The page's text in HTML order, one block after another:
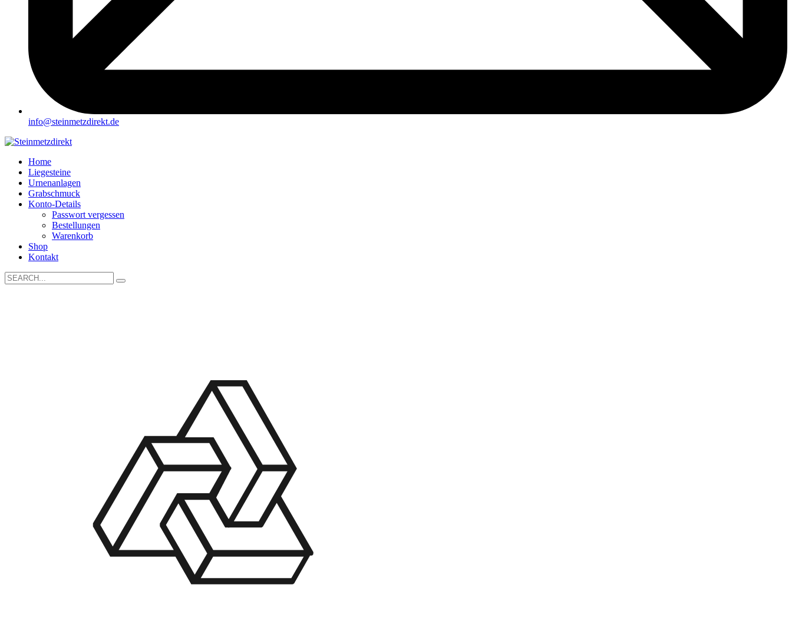
info@steinmetzdirekt.de
Home
Liegesteine
Urnenanlagen
Grabschmuck
Konto-Details
Passwort vergessen
Bestellungen
Warenkorb
Shop
Kontakt
Search
for: